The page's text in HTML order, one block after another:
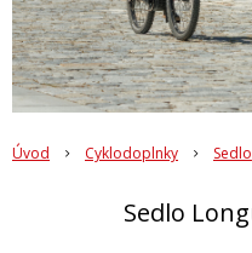
Úvod Cyklodoplnky Sedlo
Sedlo